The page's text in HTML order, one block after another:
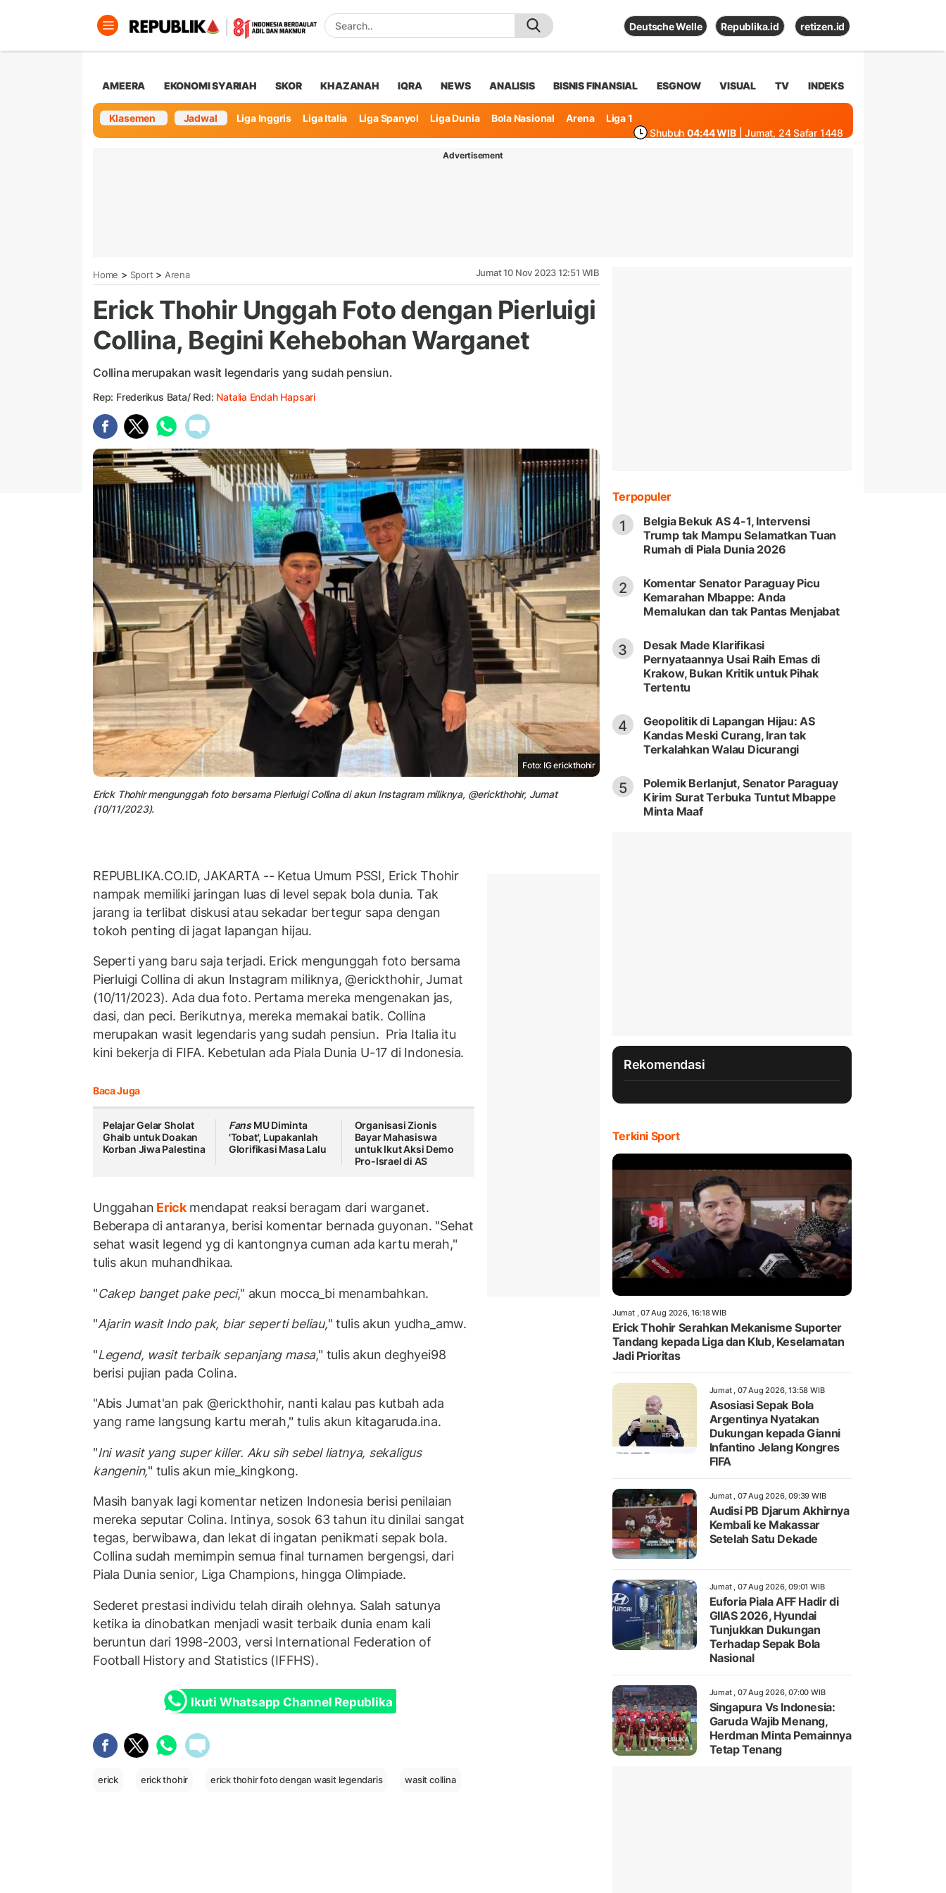
Deutsche Welle Republika.id retizen.id
AMEERA EKONOMI SYARIAH SKOR KHAZANAH IQRA NEWS ANALISIS BISNIS FINANSIAL ESGNOW VISUAL TV INDEKS
Klasemen Jadwal Liga Inggris Liga Italia Liga Spanyol Liga Dunia Bola Nasional Arena
Liga 1
Shubuh 04:44 WIB | Jumat, 24 Safar 1448
Advertisement
Home > Sport > Arena Jumat 10 Nov 2023 12:51 WIB
Erick Thohir Unggah Foto dengan Pierluigi
Collina, Begini Kehebohan Warganet
Collina merupakan wasit legendaris yang sudah pensiun.
Rep: Frederikus Bata/ Red: Natalia Endah Hapsari
Foto: IG erickthohir
Erick Thohir mengunggah foto bersama Pierluigi Collina di akun Instagram miliknya, @erickthohir, Jumat
(10/11/2023).
REPUBLIKA.CO.ID, JAKARTA -- Ketua Umum PSSI, Erick Thohir
nampak memiliki jaringan luas di level sepak bola dunia. Tak
jarang ia terlibat diskusi atau sekadar bertegur sapa dengan
tokoh penting di jagat lapangan hijau.
Seperti yang baru saja terjadi. Erick mengunggah foto bersama
Pierluigi Collina di akun Instagram miliknya, @erickthohir, Jumat
(10/11/2023). Ada dua foto. Pertama mereka mengenakan jas,
dasi, dan peci. Berikutnya, mereka memakai batik. Collina
merupakan wasit legendaris yang sudah pensiun. Pria Italia itu
kini bekerja di FIFA. Kebetulan ada Piala Dunia U-17 di Indonesia.
Baca Juga
Pelajar Gelar Sholat
Ghaib untuk Doakan
Korban Jiwa Palestina
FansMU Diminta
'Tobat', Lupakanlah
Glorifikasi Masa Lalu
Organisasi Zionis
Bayar Mahasiswa
untuk Ikut Aksi Demo
Pro-Israel di AS
Unggahan Erick mendapat reaksi beragam dari warganet.
Beberapa di antaranya, berisi komentar bernada guyonan. "Sehat
sehat wasit legend yg di kantongnya cuman ada kartu merah,"
tulis akun muhandhikaa.
"Cakep banget pake peci," akun mocca_bi menambahkan.
"Ajarin wasit Indo pak, biar seperti beliau," tulis akun yudha_amw.
"Legend, wasit terbaik sepanjang masa," tulis akun deghyei98
berisi pujian pada Colina.
"Abis Jumat'an pak @erickthohir, nanti kalau pas kutbah ada
yang rame langsung kartu merah," tulis akun kitagaruda.ina.
"Ini wasit yang super killer. Aku sih sebel liatnya, sekaligus
kangenin," tulis akun mie_kingkong.
Masih banyak lagi komentar netizen Indonesia berisi penilaian
mereka seputar Colina. Intinya, sosok 63 tahun itu dinilai sangat
tegas, berwibawa, dan lekat di ingatan penikmati sepak bola.
Collina sudah memimpin semua final turnamen bergengsi, dari
Piala Dunia senior, Liga Champions, hingga Olimpiade.
Sederet prestasi individu telah diraih olehnya. Salah satunya
ketika ia dinobatkan menjadi wasit terbaik dunia enam kali
beruntun dari 1998-2003, versi International Federation of
Football History and Statistics (IFFHS).
Ikuti Whatsapp Channel Republika
erick erick thohir erick thohir foto dengan wasit legendaris wasit collina
Terpopuler
1
Belgia Bekuk AS 4-1, Intervensi
Trump tak Mampu Selamatkan Tuan
Rumah di Piala Dunia 2026
2
Komentar Senator Paraguay Picu
Kemarahan Mbappe: Anda
Memalukan dan tak Pantas Menjabat
3
Desak Made Klarifikasi
Pernyataannya Usai Raih Emas di
Krakow, Bukan Kritik untuk Pihak
Tertentu
4
Geopolitik di Lapangan Hijau: AS
Kandas Meski Curang, Iran tak
Terkalahkan Walau Dicurangi
5
Polemik Berlanjut, Senator Paraguay
Kirim Surat Terbuka Tuntut Mbappe
Minta Maaf
Rekomendasi
Terkini Sport
Jumat , 07 Aug 2026, 16:18 WIB
Erick Thohir Serahkan Mekanisme Suporter
Tandang kepada Liga dan Klub, Keselamatan
Jadi Prioritas
Jumat , 07 Aug 2026, 13:58 WIB
Asosiasi Sepak Bola
Argentinya Nyatakan
Dukungan kepada Gianni
Infantino Jelang Kongres
FIFA
Jumat , 07 Aug 2026, 09:39 WIB
Audisi PB Djarum Akhirnya
Kembali ke Makassar
Setelah Satu Dekade
Jumat , 07 Aug 2026, 09:01 WIB
Euforia Piala AFF Hadir di
GIIAS 2026, Hyundai
Tunjukkan Dukungan
Terhadap Sepak Bola
Nasional
Jumat , 07 Aug 2026, 07:00 WIB
Singapura Vs Indonesia:
Garuda Wajib Menang,
Herdman Minta Pemainnya
Tetap Tenang